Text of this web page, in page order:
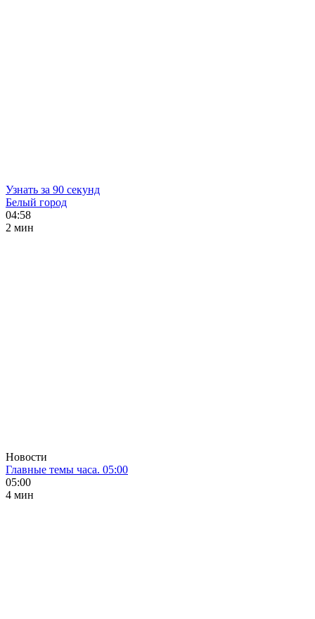
Узнать за 90 секунд
Белый город
04:58
2 мин
Новости
Главные темы часа. 05:00
05:00
4 мин